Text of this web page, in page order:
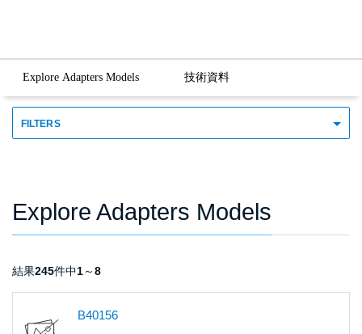
Explore Adapters Models 技術資料
FILTERS
Explore Adapters Models
結果245件中1～8
B40156